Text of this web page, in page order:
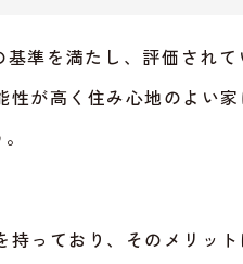
準を満たし、評価されて
が高く住み心地のよい
っており、そのメリット